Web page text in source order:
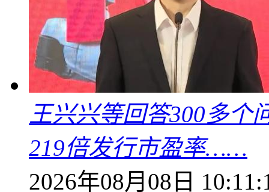
王兴兴等回答300多个
219倍发行市盈率……
2026年08月08日